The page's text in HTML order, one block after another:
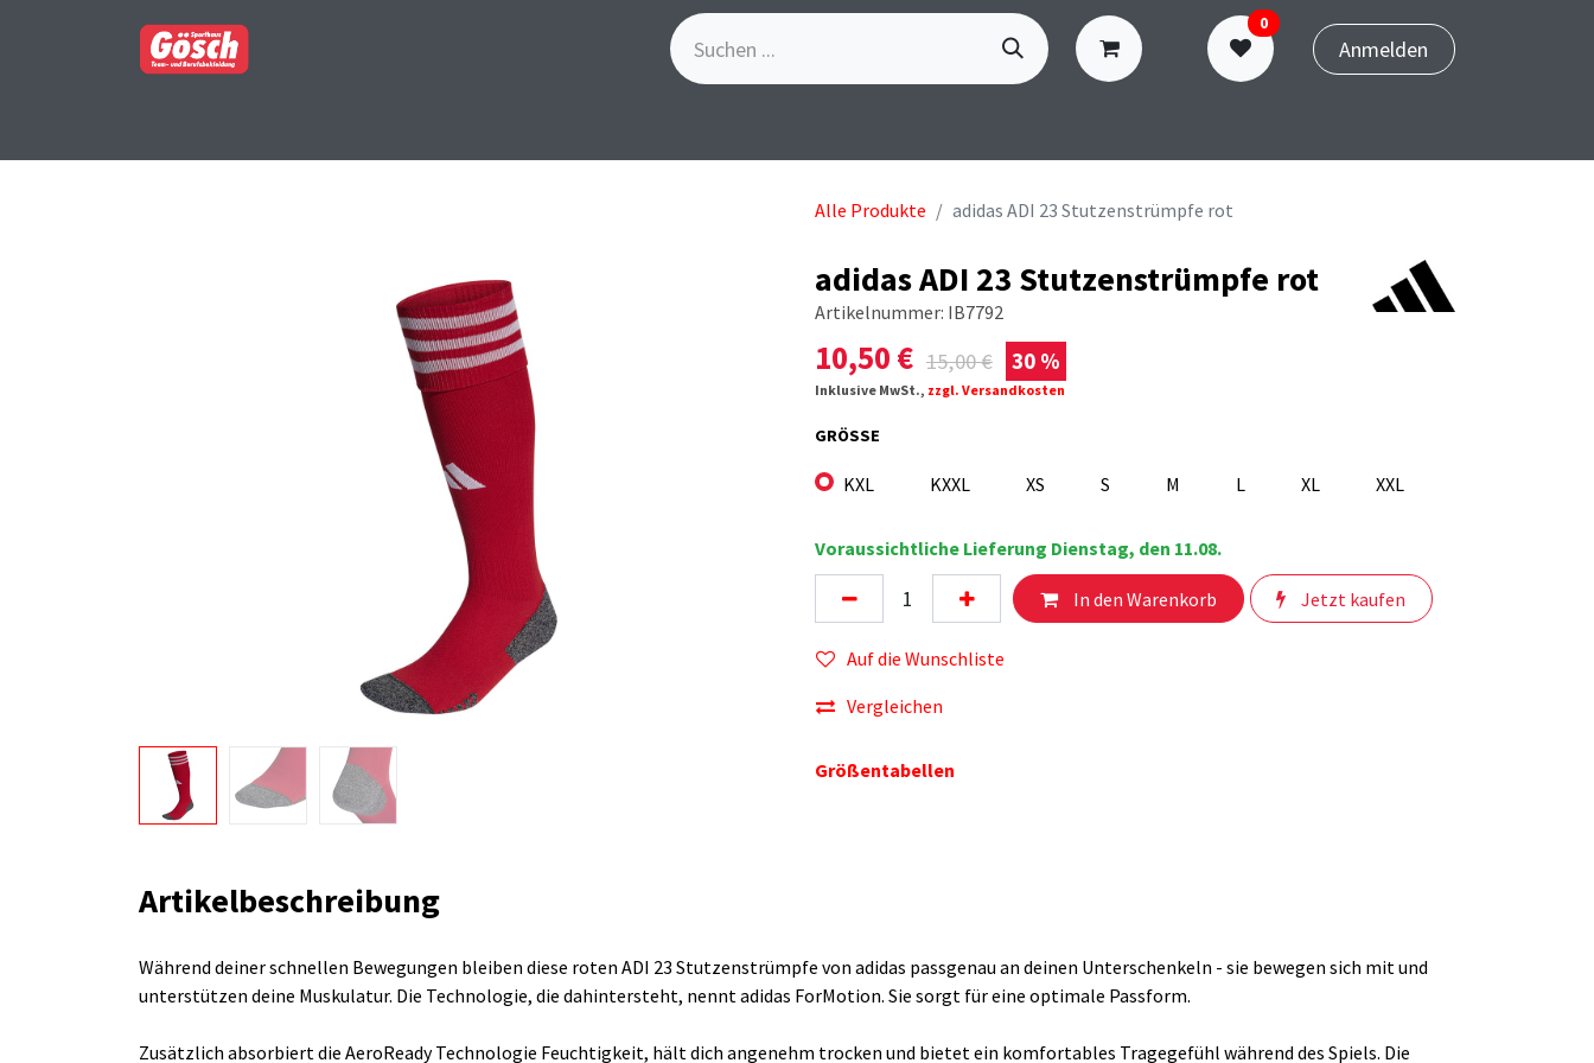
0
Anmelden
Alle Produkte adidas ADI 23 Stutzenstrümpfe rot
adidas ADI 23 Stutzenstrümpfe rot
Artikelnummer: IB7792
10,50 € 15,00€ 30 %
Inklusive MwSt., zzgl. Versandkosten
GRÖSSE
KXL KXXL XS S M L XL XXL
Voraussichtliche Lieferung Dienstag, den 11.08.
In den Warenkorb Jetzt kaufen
Auf die Wunschliste
Vergleichen
Größentabellen
Artikelbeschreibung
Während deiner schnellen Bewegungen bleiben diese roten ADI 23 Stutzenstrümpfe von adidas passgenau an deinen Unterschenkeln - sie bewegen sich mit und
unterstützen deine Muskulatur. Die Technologie, die dahintersteht, nennt adidas ForMotion. Sie sorgt für eine optimale Passform.
Zusätzlich absorbiert die AeroReady Technologie Feuchtigkeit, hält dich angenehm trocken und bietet ein komfortables Tragegefühl während des Spiels. Die